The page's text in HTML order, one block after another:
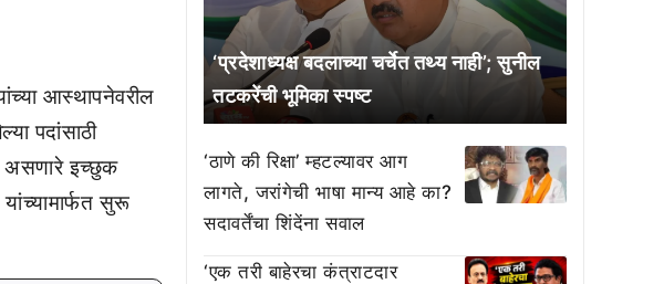
आस्थापनेवरील
पदांसाठी
असणारे इच्छुक
सुरू
‘प्रदेशाध्यक्ष बदलाच्या चर्चेत तथ्य नाही’; सुनील
तटकरेंची भूमिका स्पष्ट
‘ठाणे की रिक्षा’ म्हटल्यावर आग
लागते, जरांगेची भाषा मान्य आहे का?
सदावर्तेंचा शिंदेंना सवाल
‘एक तरी बाहेरचा कंत्राटदार